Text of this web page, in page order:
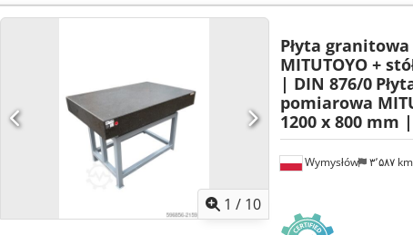
1 / 10
Wymysłów ۳٬۵۸۷ km
Płyta
MITUTOYO +
| DIN 876/0
pomiarowa
1200 x 800 mm